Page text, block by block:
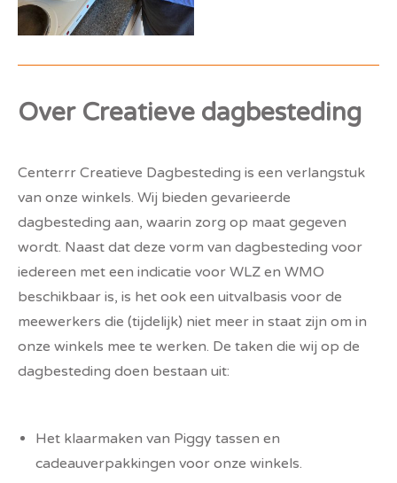
Over Creatieve dagbesteding
Centerrr Creatieve Dagbesteding is een verlangstuk
van onze winkels. Wij bieden gevarieerde
dagbesteding aan, waarin zorg op maat gegeven
wordt. Naast dat deze vorm van dagbesteding voor
iedereen met een indicatie voor WLZ en WMO
beschikbaar is, is het ook een uitvalbasis voor de
meewerkers die (tijdelijk) niet meer in staat zijn om in
onze winkels mee te werken. De taken die wij op de
dagbesteding doen bestaan uit:
Het klaarmaken van Piggy tassen en
cadeauverpakkingen voor onze winkels.